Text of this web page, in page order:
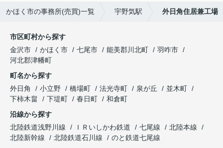
かほく市の事務所(売買)一覧 宇野気駅 外日角住居兼工場
市区町村から探す
金沢市
かほく市 七尾市 能美郡川北町
羽咋市
河北郡津幡町
町名から探す
外日角
小立野 橋場町 法光寺町 泉が丘
並木町
下柿木畠
下堤町 春日町
和倉町
沿線から探す
北陸鉄道浅野川線
ＩＲいしかわ鉄道 七尾線
北陸本線
北陸新幹線
北陸鉄道石川線
のと鉄道七尾線